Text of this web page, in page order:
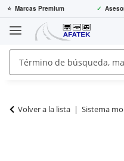
⭐ Marcas Premium ✓
Volver a la lista Sistema